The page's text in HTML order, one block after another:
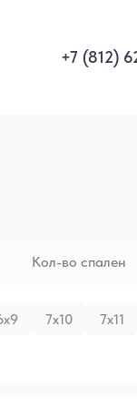
+7 (812)
Кол-во спален
7x10 7x11